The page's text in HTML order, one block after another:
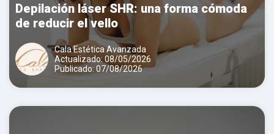
Depilación láser SHR: una forma cómoda
de reducir el vello
Cala Estética Avanzada
Actualizado: 08/05/2026
Publicado: 07/08/2026